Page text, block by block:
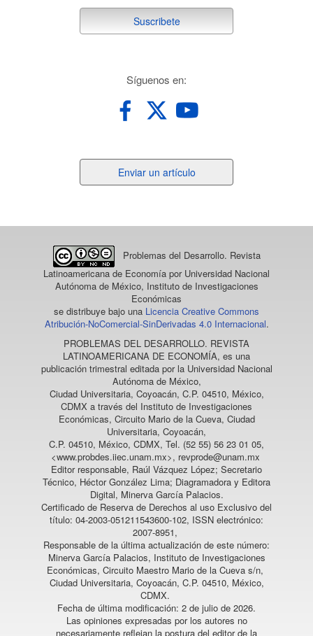
suscribete
Suscribete
Síguenos en:
un
Enviar un artículo
Problemas del Desarrollo. Revista
Latinoamericana de Economía por Universidad Nacional
Autónoma de México, Instituto de Investigaciones
Económicas
se distribuye bajo una Licencia Creative Commons
Atribución-NoComercial-SinDerivadas 4.0 Internacional.
PROBLEMAS DEL DESARROLLO. REVISTA
LATINOAMERICANA DE ECONOMÍA, es una
publicación trimestral editada por la Universidad Nacional
Autónoma de México,
Ciudad Universitaria, Coyoacán, C.P. 04510, México,
CDMX a través del Instituto de Investigaciones
Económicas, Circuito Mario de la Cueva, Ciudad
Universitaria, Coyoacán,
C.P. 04510, México, CDMX, Tel. (52 55) 56 23 01 05,
<www.probdes.iiec.unam.mx>, revprode@unam.mx
Editor responsable, Raúl Vázquez López; Secretario
Técnico, Héctor González Lima; Diagramadora y Editora
Digital, Minerva García Palacios.
Certificado de Reserva de Derechos al uso Exclusivo del
título: 04-2003-051211543600-102, ISSN electrónico:
2007-8951,
Responsable de la última actualización de este número:
Minerva García Palacios, Instituto de Investigaciones
Económicas, Circuito Maestro Mario de la Cueva s/n,
Ciudad Universitaria, Coyoacán, C.P. 04510, México,
CDMX.
Fecha de última modificación: 2 de julio de 2026.
Las opiniones expresadas por los autores no
necesariamente reflejan la postura del editor de la